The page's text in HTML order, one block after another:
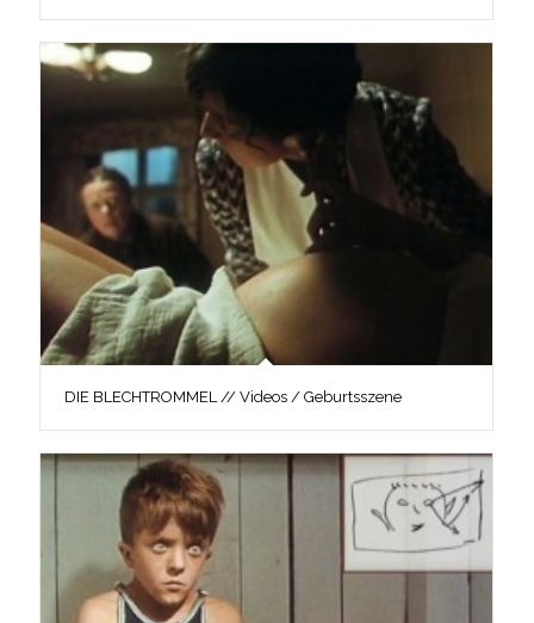
DIE BLECHTROMMEL // Videos / Geburtsszene